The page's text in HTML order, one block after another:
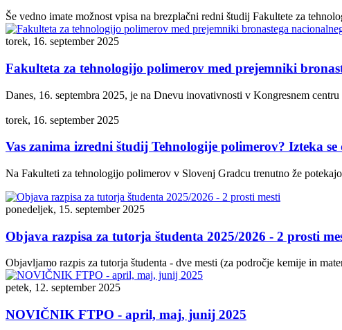
Še vedno imate možnost vpisa na brezplačni redni študij Fakultete za
torek, 16. september 2025
Fakulteta za tehnologijo polimerov med prejemniki
Danes, 16. septembra 2025, je na Dnevu inovativnosti v Kongresnem
torek, 16. september 2025
Vas zanima izredni študij Tehnologije polimerov? Izteka
Na Fakulteti za tehnologijo polimerov v Slovenj Gradcu trenutno že
ponedeljek, 15. september 2025
Objava razpisa za tutorja študenta 2025/2026 - 2 prosti
Objavljamo razpis za tutorja študenta - dve mesti (za področje kemije in
petek, 12. september 2025
NOVIČNIK FTPO - april, maj, junij 2025